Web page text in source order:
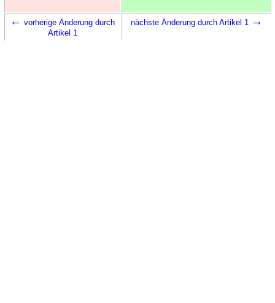
← vorherige Änderung durch
Artikel 1
nächste Änderung durch Artikel 1 →